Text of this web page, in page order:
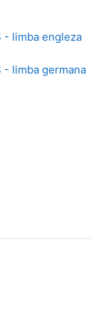
- limba engleza
- limba germana